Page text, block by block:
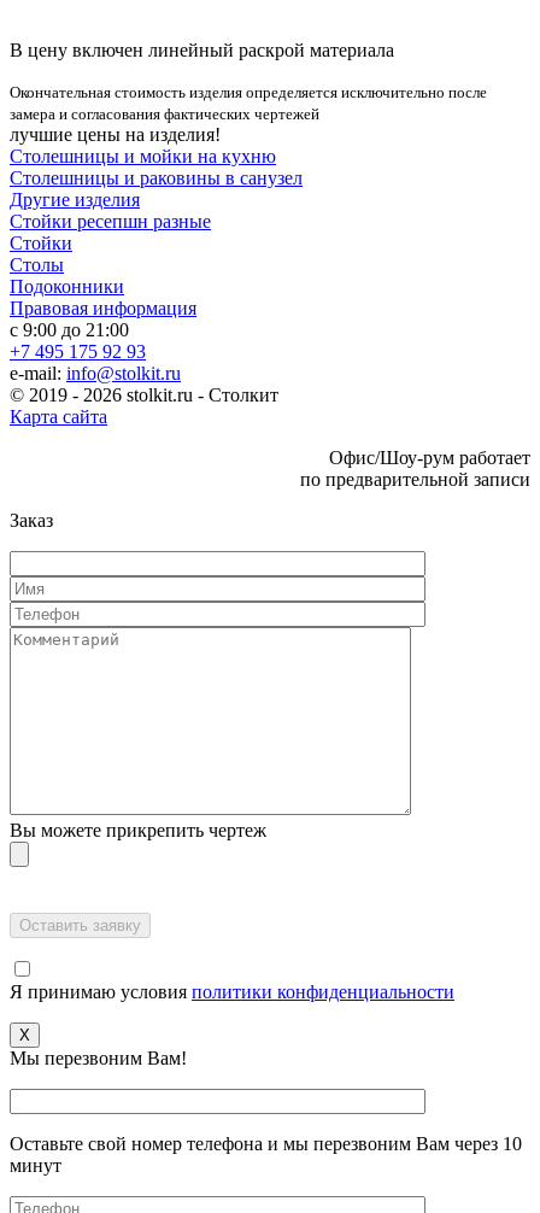
В цену включен линейный раскрой материала
Окончательная стоимость изделия определяется исключительно после
замера и согласования фактических чертежей
лучшие цены на изделия!
Столешницы и мойки на кухню
Столешницы и раковины в санузел
Другие изделия
Стойки ресепшн разные
Стойки
Столы
Подоконники
Правовая информация
с 9:00 до 21:00
+7 495 175 92 93
e-mail: info@stolkit.ru
© 2019 - 2026 stolkit.ru - Столкит
Карта сайта
Офис/Шоу-рум работает
по предварительной записи
Заказ
Вы можете прикрепить чертеж
Я принимаю условия политики конфиденциальности
X
Мы перезвоним Вам!
Оставьте свой номер телефона и мы перезвоним Вам через 10
минут